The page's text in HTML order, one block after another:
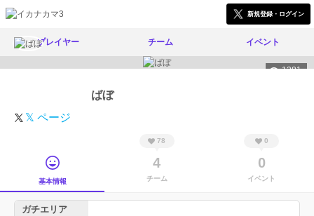
新規登録・ログイン
プレイヤー チーム イベント
1381
ばぼ
𝕏 ページ
基本情報
78
4
チーム
0
0
イベント
ガチエリア